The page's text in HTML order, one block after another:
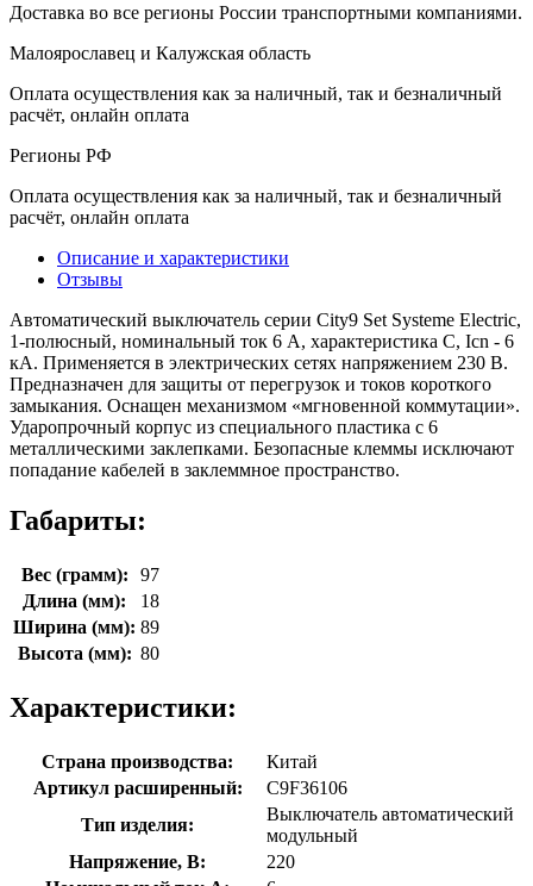
Доставка во все регионы России транспортными компаниями.
Малоярославец и Калужская область
Оплата осуществления как за наличный, так и безналичный
расчёт, онлайн оплата
Регионы РФ
Оплата осуществления как за наличный, так и безналичный
расчёт, онлайн оплата
Описание и характеристики
Отзывы
Автоматический выключатель серии City9 Set Systeme Electric,
1-полюсный, номинальный ток 6 А, характеристика С, Icn - 6
кА. Применяется в электрических сетях напряжением 230 В.
Предназначен для защиты от перегрузок и токов короткого
замыкания. Оснащен механизмом «мгновенной коммутации».
Ударопрочный корпус из специального пластика с 6
металлическими заклепками. Безопасные клеммы исключают
попадание кабелей в заклеммное пространство.
Габариты:
Вес (грамм):
97
Длина (мм):
18
Ширина (мм): 89
Высота (мм): 80
Характеристики:
Страна производства:
Китай
Артикул расширенный:
C9F36106
Тип изделия:
Выключатель автоматический
модульный
Напряжение, В:
220